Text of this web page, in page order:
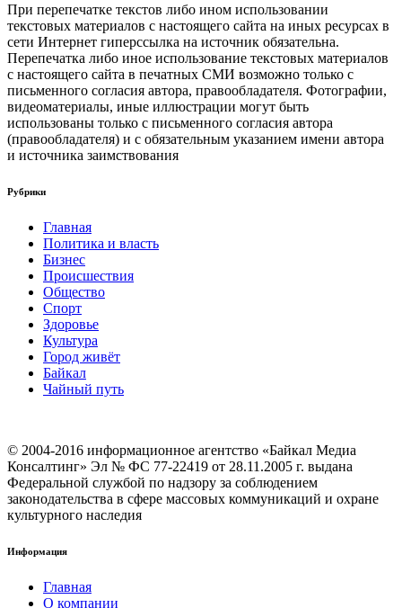
При перепечатке текстов либо ином использовании
текстовых материалов с настоящего сайта на иных ресурсах в
сети Интернет гиперссылка на источник обязательна.
Перепечатка либо иное использование текстовых материалов
с настоящего сайта в печатных СМИ возможно только с
письменного согласия автора, правообладателя. Фотографии,
видеоматериалы, иные иллюстрации могут быть
использованы только с письменного согласия автора
(правообладателя) и с обязательным указанием имени автора
и источника заимствования
Рубрики
Главная
Политика и власть
Бизнес
Происшествия
Общество
Cпорт
Здоровье
Культура
Город живёт
Байкал
Чайный путь
© 2004-2016 информационное агентство «Байкал Медиа
Консалтинг» Эл № ФС 77-22419 от 28.11.2005 г. выдана
Федеральной службой по надзору за соблюдением
законодательства в сфере массовых коммуникаций и охране
культурного наследия
Информация
Главная
О компании